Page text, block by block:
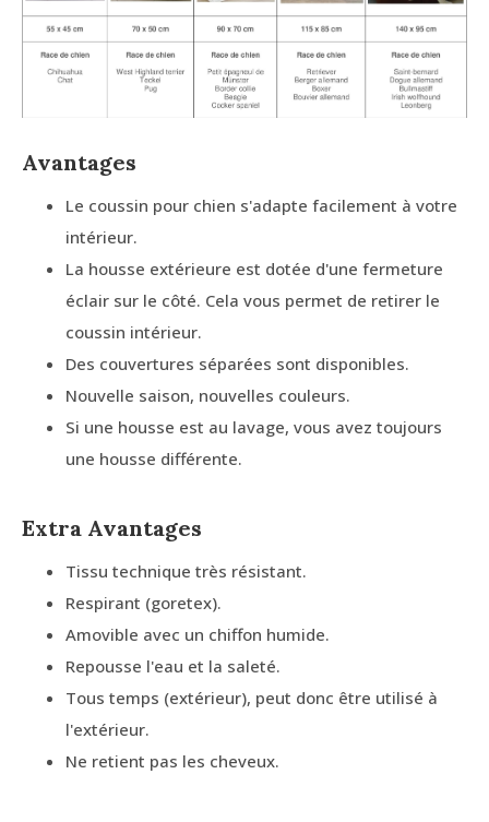
Avantages
Le coussin pour chien s'adapte facilement à votre
intérieur.
La housse extérieure est dotée d'une fermeture
éclair sur le côté. Cela vous permet de retirer le
coussin intérieur.
Des couvertures séparées sont disponibles.
Nouvelle saison, nouvelles couleurs.
Si une housse est au lavage, vous avez toujours
une housse différente.
Extra Avantages
Tissu technique très résistant.
Respirant (goretex).
Amovible avec un chiffon humide.
Repousse l'eau et la saleté.
Tous temps (extérieur), peut donc être utilisé à
l'extérieur.
Ne retient pas les cheveux.